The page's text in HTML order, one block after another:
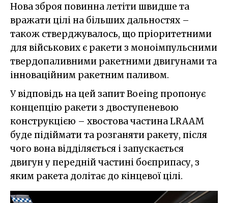
Нова зброя повинна летіти швидше та
вражати цілі на більших дальностях –
також стверджувалось, що пріоритетними
для військових є ракети з моноімпульсними
твердопаливними ракетними двигунами та
інноваційним ракетним паливом.
У відповідь на цей запит Boeing пропонує
концепцію ракети з двоступеневою
конструкцією – хвостова частина LRAAM
буде підіймати та розганяти ракету, після
чого вона відділяється і запускається
двигун у передній частині боєприпасу, з
яким ракета долітає до кінцевої цілі.